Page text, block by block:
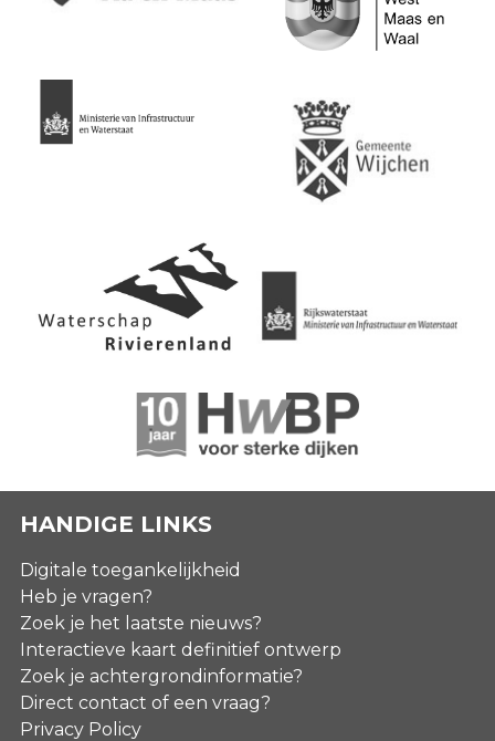
HANDIGE LINKS
Digitale toegankelijkheid
Heb je vragen?
Zoek je het laatste nieuws?
Interactieve kaart definitief ontwerp
Zoek je achtergrondinformatie?
Direct contact of een vraag?
Privacy Policy